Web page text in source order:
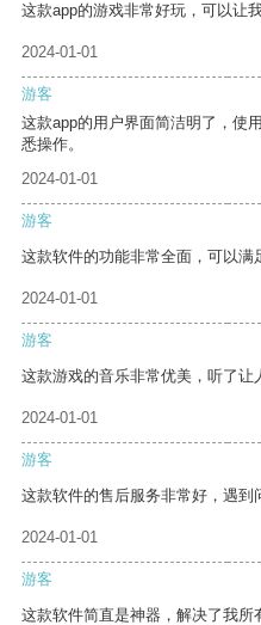
这款app的游戏非常好玩，可以让
2024-01-01
游客
这款app的用户界面简洁明了，使
悉操作。
2024-01-01
游客
这款软件的功能非常全面，可以满
2024-01-01
游客
这款游戏的音乐非常优美，听了让
2024-01-01
游客
这款软件的售后服务非常好，遇到
2024-01-01
游客
这款软件简直是神器，解决了我所